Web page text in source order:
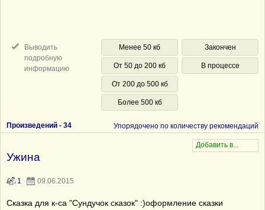
Выводить
подробную
информацию
Менее 50 кб
От 50 до 200 кб
От 200 до 500 кб
Более 500 кб
Закончен
В процессе
Произведений - 34 Упорядочено по количеству рекомендаций
Ужина
1 09.06.2015
Сказка для к-са "Сундучок сказок" :)оформление сказки